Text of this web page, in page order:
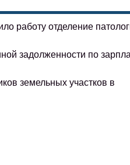
работу отделение
задолженности по
земельных участков в